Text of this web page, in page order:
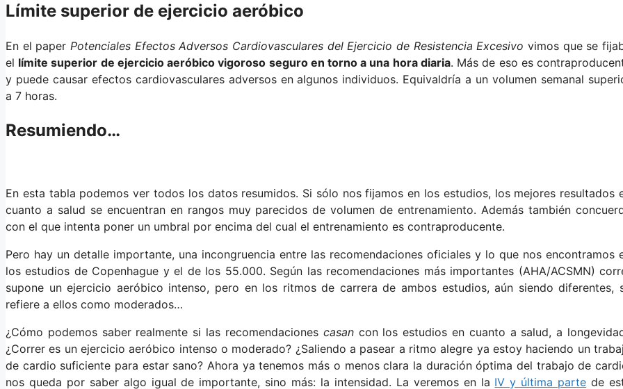
Límite superior de ejercicio aeróbico
En el paperPotenciales Efectos Adversos Cardiovasculares del Ejercicio de Resistencia Excesivo vimos que se
el límite superior de ejercicio aeróbico vigoroso seguro en torno a una hora diaria. Más de eso es
y puede causar efectos cardiovasculares adversos en algunos individuos. Equivaldría a un volumen semanal
a 7 horas.
Resumiendo…
En esta tabla podemos ver todos los datos resumidos. Si sólo nos fijamos en los estudios, los mejores resultados
cuanto a salud se encuentran en rangos muy parecidos de volumen de entrenamiento. Además también
con el que intenta poner un umbral por encima del cual el entrenamiento es contraproducente.
Pero hay un detalle importante, una incongruencia entre las recomendaciones oficiales y lo que nos encontramos
los estudios de Copenhague y el de los 55.000. Según las recomendaciones más importantes (AHA/ACSMN)
supone un ejercicio aeróbico intenso, pero en los ritmos de carrera de ambos estudios, aún siendo diferentes,
refiere a ellos como moderados…
¿Cómo podemos saber realmente si las recomendaciones casancon los estudios en cuanto a salud, a
¿Correr es un ejercicio aeróbico intenso o moderado? ¿Saliendo a pasear a ritmo alegre ya estoy haciendo un
de cardio suficiente para estar sano? Ahora ya tenemos más o menos clara la duración óptima del trabajo de
nos queda por saber algo igual de importante, sino más: la intensidad. La veremos en la IV y última parte de